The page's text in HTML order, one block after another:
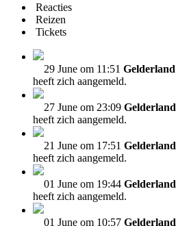
Reacties
Reizen
Tickets
29 June om 11:51 Gelderland
heeft zich aangemeld.
27 June om 23:09 Gelderland
heeft zich aangemeld.
21 June om 17:51 Gelderland
heeft zich aangemeld.
01 June om 19:44 Gelderland
heeft zich aangemeld.
01 June om 10:57 Gelderland